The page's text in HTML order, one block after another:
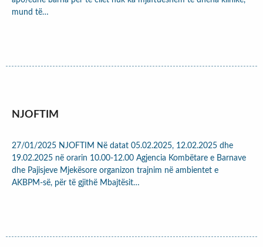
mund të…
NJOFTIM
27/01/2025 NJOFTIM Në datat 05.02.2025, 12.02.2025 dhe
19.02.2025 në orarin 10.00-12.00 Agjencia Kombëtare e Barnave
dhe Pajisjeve Mjekësore organizon trajnim në ambientet e
AKBPM-së, për të gjithë Mbajtësit…